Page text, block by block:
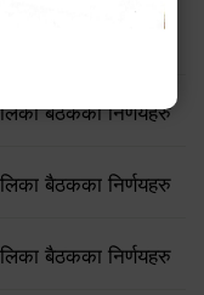
बैठकको
बैठकका निर्णयहरु
बैठकका निर्णयहरु
बैठकका निर्णयहरु